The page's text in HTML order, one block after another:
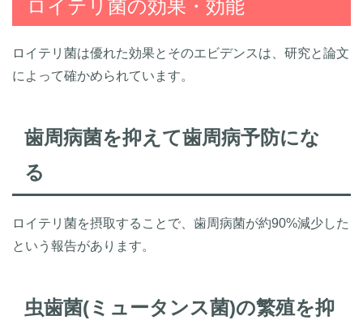
ロイテリ菌の効果・効能
ロイテリ菌は優れた効果とそのエビデンスは、研究と論文
によって確かめられています。
歯周病菌を抑えて歯周病予防にな
る
ロイテリ菌を摂取することで、歯周病菌が約90%減少した
という報告があります。
虫歯菌(ミュータンス菌)の繁殖を抑